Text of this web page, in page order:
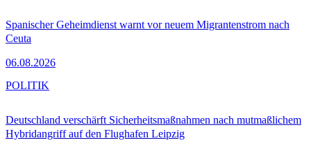
Spanischer Geheimdienst warnt vor neuem Migrantenstrom nach
Ceuta
06.08.2026
Deutschland verschärft Sicherheitsmaßnahmen nach mutmaßlichem
Hybridangriff auf den Flughafen Leipzig
POLITIK